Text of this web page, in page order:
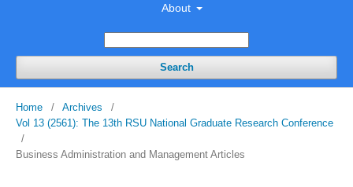
About
Search
Home / Archives
/
Vol 13 (2561): The 13th RSU National Graduate Research Conference
/
Business Administration and Management Articles